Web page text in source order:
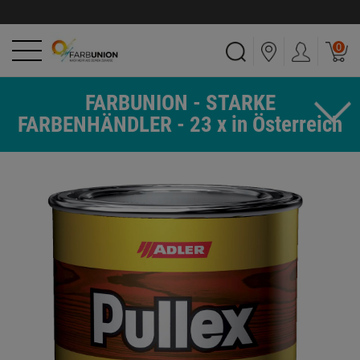
0
FARBUNION - STARKE
FARBENHÄNDLER - 23 x in Österreich